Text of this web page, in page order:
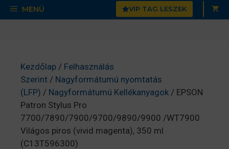
MENÜ VIP TAG LESZEK
Kezdőlap / Felhasználás
Szerint / Nagyformátumú nyomtatás
(LFP) / Nagyformátumú Kellékanyagok / EPSON
Patron Stylus Pro
7700/7890/7900/9700/9890/9900 /WT7900
Világos piros (vivid magenta), 350 ml
(C13T596300)